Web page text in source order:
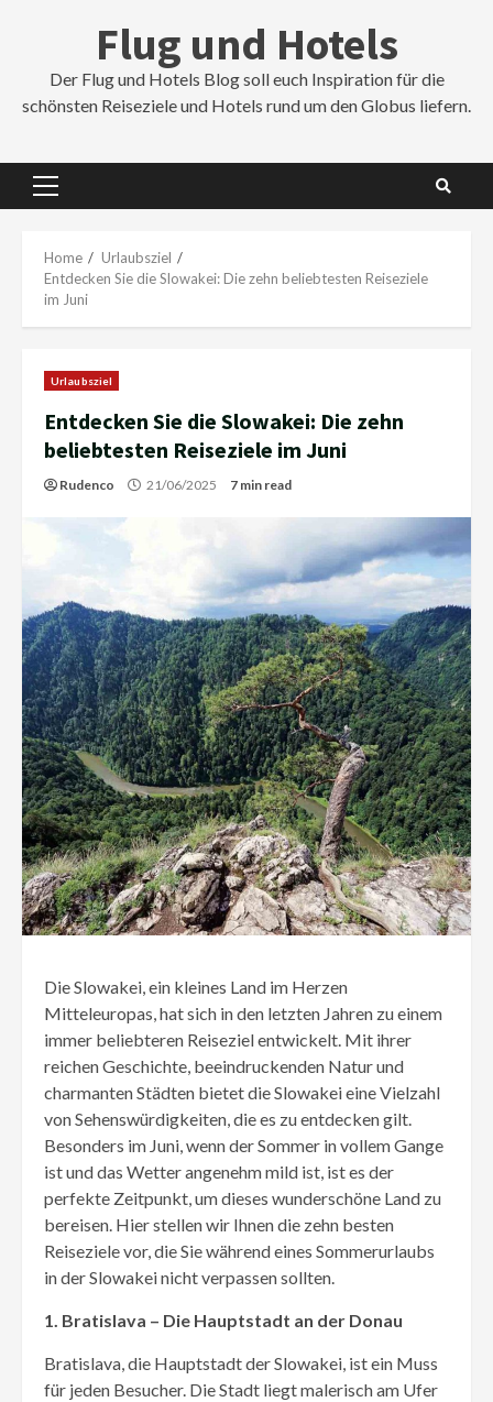
Flug und Hotels
Der Flug und Hotels Blog soll euch Inspiration für die
schönsten Reiseziele und Hotels rund um den Globus liefern.
Primary
Home
Urlaubsziel
Entdecken Sie die Slowakei: Die zehn beliebtesten Reiseziele
im Juni
Urlaubsziel
Entdecken Sie die Slowakei: Die zehn
beliebtesten Reiseziele im Juni
Rudenco 21/06/2025 7 min read
Die Slowakei, ein kleines Land im Herzen
Mitteleuropas, hat sich in den letzten Jahren zu einem
immer beliebteren Reiseziel entwickelt. Mit ihrer
reichen Geschichte, beeindruckenden Natur und
charmanten Städten bietet die Slowakei eine Vielzahl
von Sehenswürdigkeiten, die es zu entdecken gilt.
Besonders im Juni, wenn der Sommer in vollem Gange
ist und das Wetter angenehm mild ist, ist es der
perfekte Zeitpunkt, um dieses wunderschöne Land zu
bereisen. Hier stellen wir Ihnen die zehn besten
Reiseziele vor, die Sie während eines Sommerurlaubs
in der Slowakei nicht verpassen sollten.
1. Bratislava – Die Hauptstadt an der Donau
Bratislava, die Hauptstadt der Slowakei, ist ein Muss
für jeden Besucher. Die Stadt liegt malerisch am Ufer